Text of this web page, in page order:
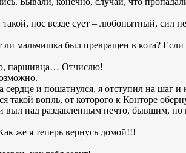
нос везде сует – любопытный, сил
мальчишка был превращен в кота? Если
паршивца… Отчислю!
и пошатнулся, я отступил на шаг и
такой вопль, от которого к Конторе
выл над раздавленным нечто, бывшим, по
же я теперь вернусь домой!!!